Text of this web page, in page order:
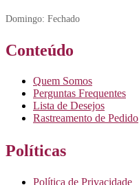
Domingo: Fechado
Conteúdo
Quem Somos
Perguntas Frequentes
Lista de Desejos
Rastreamento de Pedido
Políticas
Política de Privacidade